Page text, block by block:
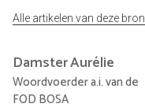
Alle artikelen van deze bron
DamsterAurélie
Woordvoerder a.i. van de
FOD BOSA